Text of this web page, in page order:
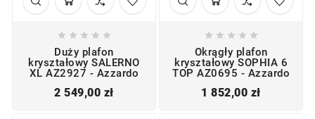
    
Duży plafon
kryształowy SALERNO
XL AZ2927 - Azzardo
2 549,00 złCena
    
Okrągły plafon
kryształowy SOPHIA 6
TOP AZ0695 - Azzardo
1 852,00 złCena